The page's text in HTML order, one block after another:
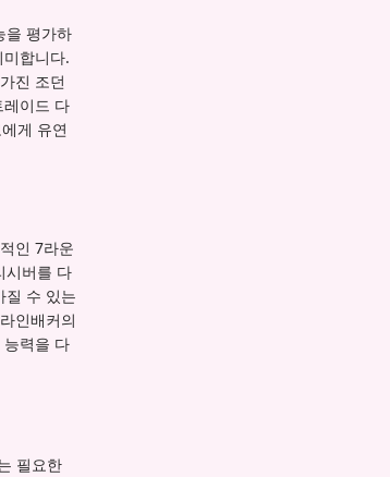
을 평가하
합니다.
진 조던
레이드 다
게 유연
인 7라운
시버를 다
질 수 있는
인배커의
력을 다
필요한